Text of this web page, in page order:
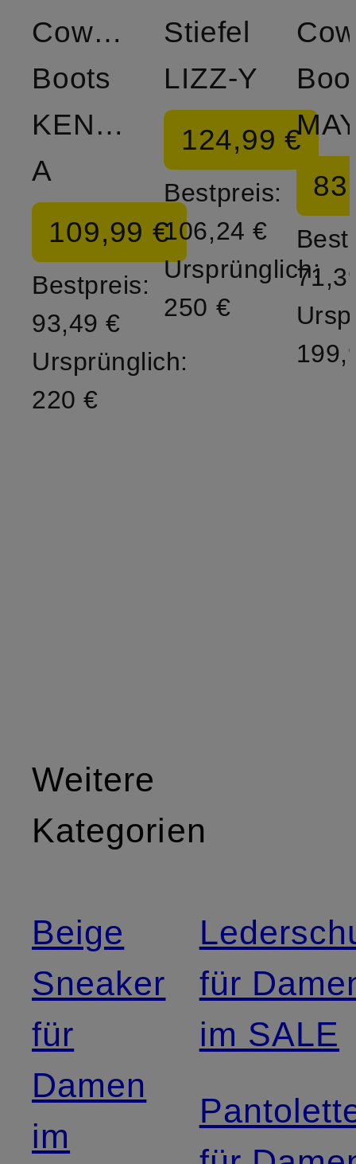
Cowboy
Boots
KENDR-
A
109,99 €
Bestpreis:
93,49 €
Ursprünglich:
220 €
Stiefel
LIZZ-Y
124,99 €
Bestpreis:
106,24 €
Ursprünglich:
250 €
Weitere
Kategorien
Beige
Sneaker
für
Damen
im
für
im SALE